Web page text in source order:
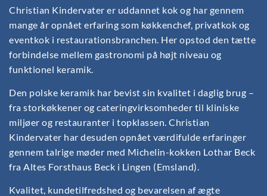
Christian Kindervater er uddannet kok og har gennem
mange år opnået erfaring som køkkenchef, privatkok og
eventkok i restaurationsbranchen. Her opstod den tætte
forbindelse mellem gastronomi på højt niveau og
funktionel keramik.
Den polske keramik har bevist sin kvalitet i daglig brug –
fra storkøkkener og cateringvirksomheder til kliniske
miljøer og restauranter i topklassen. Christian
Kindervater har desuden opnået værdifulde erfaringer
gennem talrige møder med Michelin-kokken Lothar Beck
fra Altes Forsthaus Beck i Lingen (Emsland).
Kvalitet, kundetilfredshed og bevarelsen af ægte